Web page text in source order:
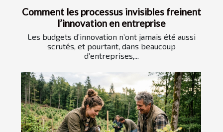
Comment les processus invisibles freinent
l’innovation en entreprise
Les budgets d’innovation n’ont jamais été aussi
scrutés, et pourtant, dans beaucoup
d’entreprises,...